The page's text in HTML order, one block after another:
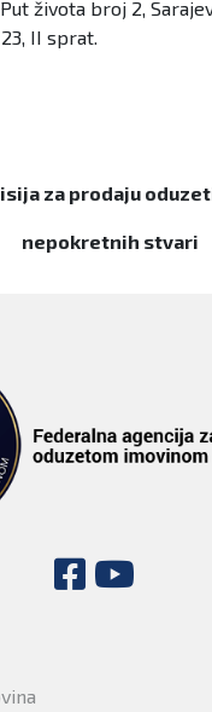
života broj 2,
II sprat.
za prodaju
nepokretnih stvari